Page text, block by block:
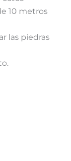
10 metros
las piedras